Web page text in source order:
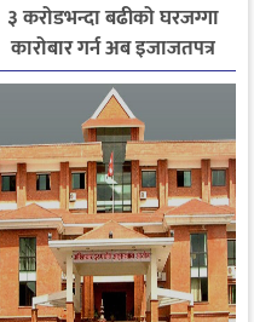
३ करोडभन्दा बढीको घरजग्गा
कारोबार गर्न अब इजाजतपत्र
अनिवार्य